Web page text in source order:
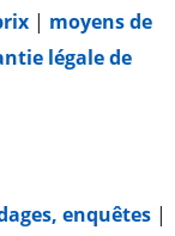
| moyens de
légale de
enquêtes |